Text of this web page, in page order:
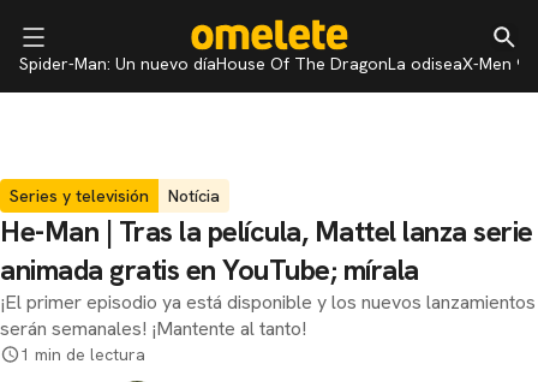
Spider-Man: Un nuevo díaHouse Of The DragonLa odiseaX-Men 97
Series y televisión Notícia
He-Man | Tras la película, Mattel lanza serie
animada gratis en YouTube; mírala
¡El primer episodio ya está disponible y los nuevos lanzamientos
serán semanales! ¡Mantente al tanto!
1 min de lectura